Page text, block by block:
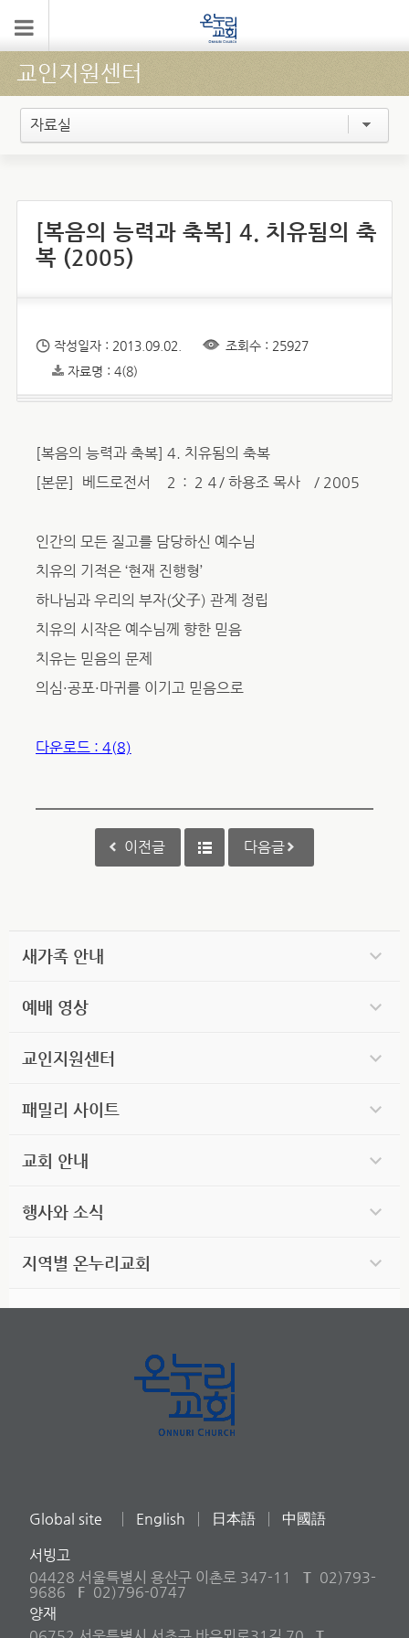
교인지원센터
자료실
[복음의 능력과 축복] 4. 치유됨의 축
복 (2005)
작성일자 : 2013.09.02.
조회수 : 25927
자료명 : 4(8)
[복음의 능력과 축복] 4. 치유됨의 축복
[본문］베드로전서 ２：２４/ 하용조 목사 / 2005
인간의 모든 질고를 담당하신 예수님
치유의 기적은 ‘현재 진행형’
하나님과 우리의 부자(父子) 관계 정립
치유의 시작은 예수님께 향한 믿음
치유는 믿음의 문제
의심·공포·마귀를 이기고 믿음으로
다운로드 : 4(8)
이전글 다음글
새가족 안내
예배 영상
교인지원센터
패밀리 사이트
교회 안내
행사와 소식
지역별 온누리교회
Global site English 日本語 中國語
서빙고
04428 서울특별시 용산구 이촌로 347-11
T 02)793-
9686
F 02)796-0747
양재